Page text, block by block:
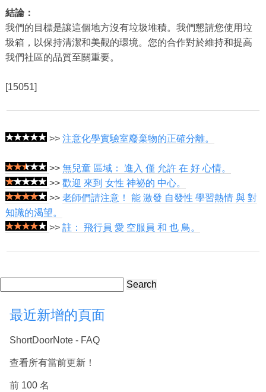
結論：
我們的目標是讓這個地方沒有垃圾堆積。我們懇請您使用垃
圾箱，以保持清潔和美觀的環境。您的合作對於維持和提高
我們社區的品質至關重要。
[15051]
>> 注意化學實驗室廢棄物的正確分離。
>> 無兒童 區域： 進入 僅 允許 在 好 心情。
>> 歡迎 來到 女性 神祕的 中心。
>> 老師們請注意！ 能 激發 自發性 學習熱情 與 對
知識的渴望。
>> 註： 飛行員 愛 空服員 和 也 鳥。
Search
最近新增的頁面
ShortDoorNote - FAQ
查看所有當前更新！
前 100 名